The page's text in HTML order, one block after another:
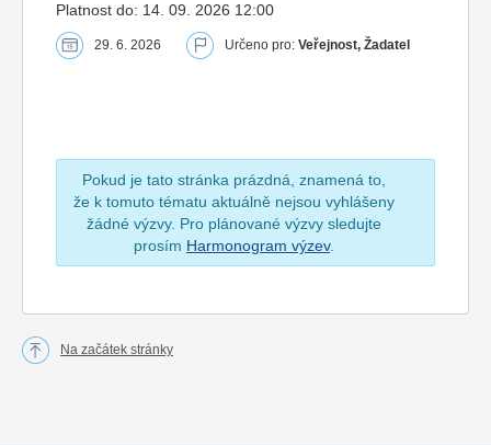
Platnost do: 14. 09. 2026 12:00
29. 6. 2026 Určeno pro: Veřejnost, Žadatel
Pokud je tato stránka prázdná, znamená to,
že k tomuto tématu aktuálně nejsou vyhlášeny
žádné výzvy. Pro plánované výzvy sledujte
prosím Harmonogram výzev.
Na začátek stránky